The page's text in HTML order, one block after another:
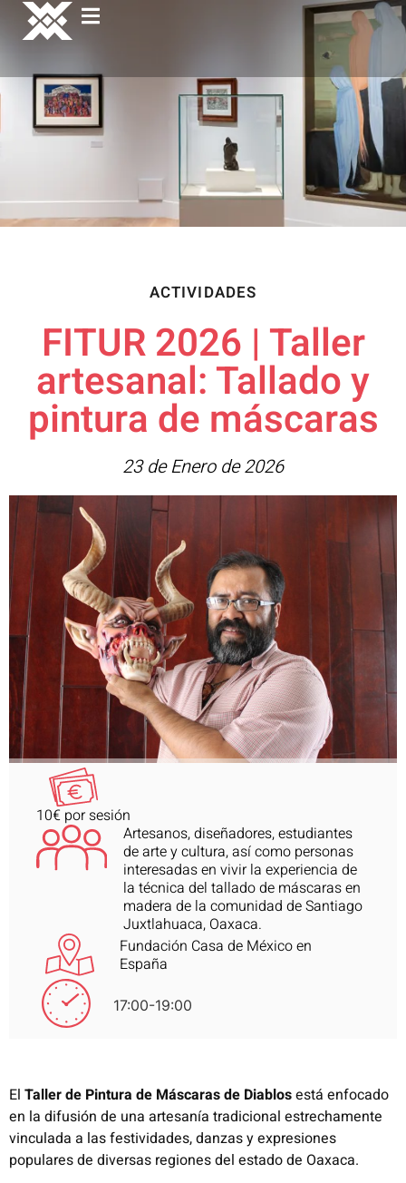
ACTIVIDADES
FITUR 2026 | Taller
artesanal: Tallado y
pintura de máscaras
23 de Enero de 2026
10€ por sesión
Artesanos, diseñadores, estudiantes
de arte y cultura, así como personas
interesadas en vivir la experiencia de
la técnica del tallado de máscaras en
madera de la comunidad de Santiago
Juxtlahuaca, Oaxaca.
Fundación Casa de México en
España
17:00-19:00
El Taller de Pintura de Máscaras de Diablosestá enfocado
en la difusión de una artesanía tradicional estrechamente
vinculada a las festividades, danzas y expresiones
populares de diversas regiones del estado de Oaxaca.